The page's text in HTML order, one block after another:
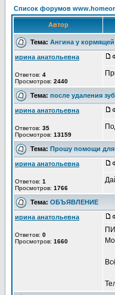
Список форумов
Автор
Тема: Ангина у кормящей
ирина анатольевна
Ответов: 4
Просмотров: 2440
Тема: после удаления
ирина анатольевна
Ответов: 35
Просмотров: 13159
Тема: Прошу помощи
ирина анатольевна
Ответов: 1
Просмотров: 1766
Тема: ОБЪЯВЛЕНИЕ
ирина анатольевна
Ответов: 0
Просмотров: 1660